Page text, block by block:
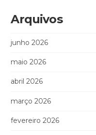
Arquivos
junho 2026
maio 2026
abril 2026
março 2026
fevereiro 2026